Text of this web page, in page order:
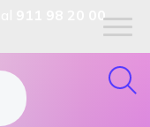
911 98 20 00